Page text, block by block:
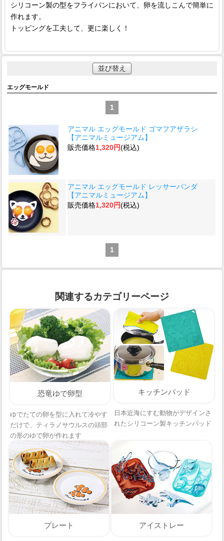
シリコーン製の型をフライパンにおいて、卵を流しこんで簡単に
作れます。
トッピングを工夫して、更に楽しく！
並び替え
エッグモールド
1
アニマル エッグモールド ゴマフアザラシ
【アニマルミュージアム】
販売価格1,320円(税込)
アニマル エッグモールド レッサーパンダ
【アニマルミュージアム】
販売価格1,320円(税込)
1
関連するカテゴリーページ
恐竜ゆで卵型
ゆでたての卵を型に入れて冷やす
だけで、ティラノサウルスの頭部
の形のゆで卵が作れます
キッチンパッド
日本近海にすむ動物がデザインさ
れたシリコーン製キッチンパッド
プレート アイストレー